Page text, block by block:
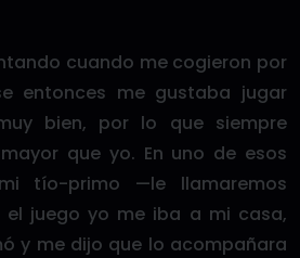
cuando me cogieron por
entonces me gustaba jugar
bien, por lo que siempre
que yo. En uno de esos
tío-primo —le llamaremos
el juego yo me iba a mi casa,
y me dijo que lo acompañara